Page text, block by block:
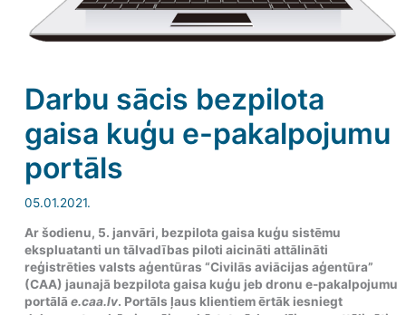
Darbu sācis bezpilota
gaisa kuģu e-pakalpojumu
portāls
05.01.2021.
Ar šodienu, 5. janvāri, bezpilota gaisa kuģu sistēmu
ekspluatanti un tālvadības piloti aicināti attālināti
reģistrēties valsts aģentūras “Civilās aviācijas aģentūra”
(CAA) jaunajā bezpilota gaisa kuģu jeb dronu e-pakalpojumu
portālāe.caa.lv. Portāls ļaus klientiem ērtāk iesniegt